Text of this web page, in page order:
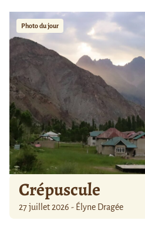
Photo du jour
Crépuscule
27 juillet 2026 - Élyne Dragée